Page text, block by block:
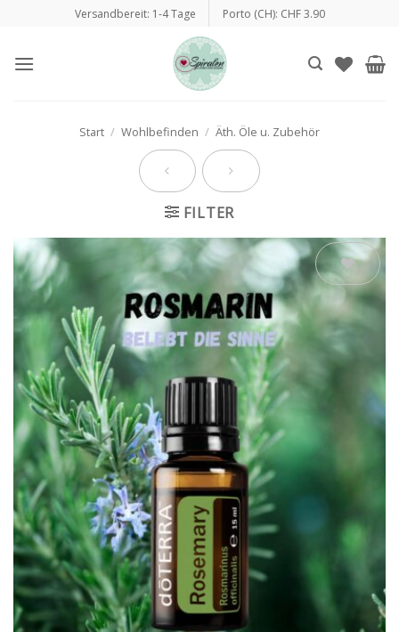
springen
Versandbereit: 1-4 Tage Porto (CH): CHF 3.90
Start / Wohlbefinden / Äth. Öle u. Zubehör
FILTER
Auf die
Wunschliste